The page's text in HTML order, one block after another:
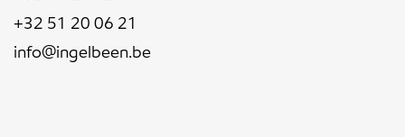
+32 51 20 06 21
info@ingelbeen.be